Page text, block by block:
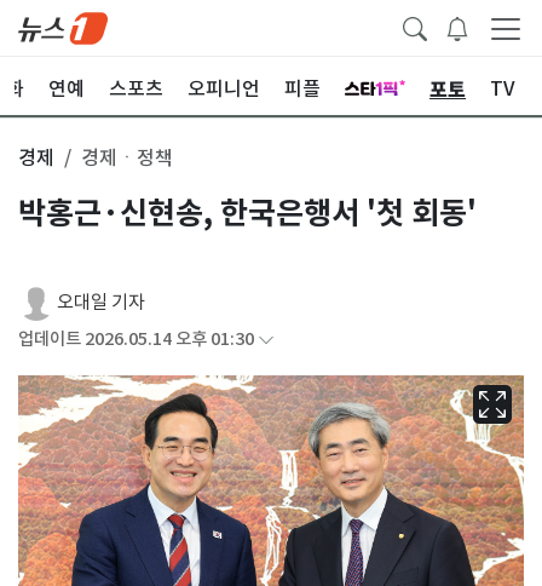
화 연예 스포츠 오피니언 피플 포토 TV
경제 경제ㆍ정책
박홍근·신현송, 한국은행서 '첫 회동'
오대일 기자
업데이트 2026.05.14 오후 01:30